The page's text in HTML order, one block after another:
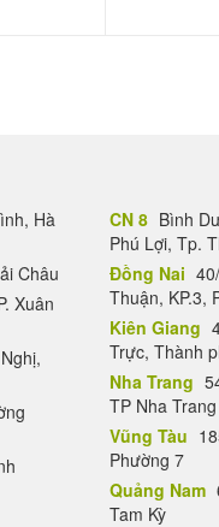
Hà
Châu
Xuân
CN 8 Bình
Phú Lợi, Tp.
Đồng Nai
Thuận, KP.3,
Kiên Giang
Trực, Thành
Nha Trang
TP Nha Trang
Vũng Tàu
Phường 7
Quảng Nam
Tam Kỳ